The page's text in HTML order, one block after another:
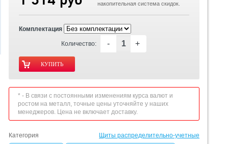
накопительная система скидок.
Комплектация
Количество: - +
* - В связи с постоянными изменениям курса валют и
ростом на металл, точные цены уточняйте у наших
менеджеров. Цена не включает доставку.
Категория Щиты распределительно-учетные